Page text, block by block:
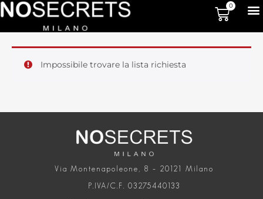
0
Impossibile trovare la lista richiesta
Via Montenapoleone, 8 – 20121 Milano
P.IVA/C.F. 03275440133